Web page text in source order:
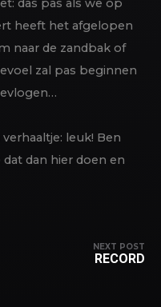
das pas als we op
heeft het afgelopen
naar de zandbak of
zal pas beginnen
leuk! Ben
dan hier doen en
NEXT POST
RECORD